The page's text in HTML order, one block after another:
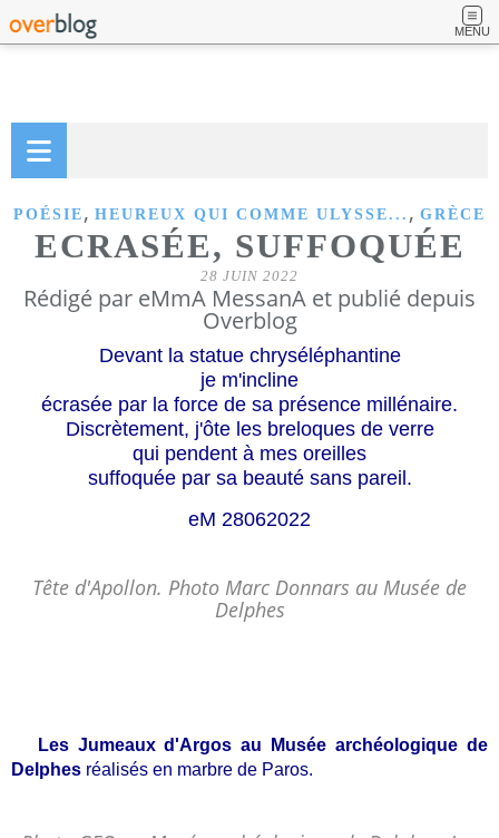
MENU
POÉSIE , HEUREUX QUI COMME ULYSSE... , GRÈCE
ECRASÉE, SUFFOQUÉE
28 JUIN 2022
Rédigé par eMmA MessanA et publié depuis
Overblog
Devant la statue chryséléphantine
je m'incline
écrasée par la force de sa présence millénaire.
Discrètement, j'ôte les breloques de verre
qui pendent à mes oreilles
suffoquée par sa beauté sans pareil.
eM 28062022
Tête d'Apollon. Photo Marc Donnars au Musée de
Delphes
Les Jumeaux d'Argos au Musée archéologique de
Delphes réalisés en marbre de Paros.